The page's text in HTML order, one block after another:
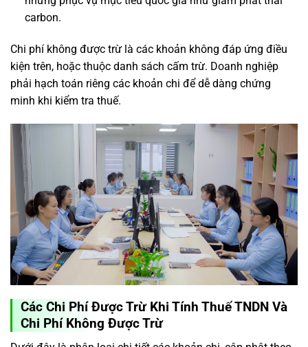
carbon.
Chi phí không được trừ là các khoản không đáp ứng điều
kiện trên, hoặc thuộc danh sách cấm trừ. Doanh nghiệp
phải hạch toán riêng các khoản chi để dễ dàng chứng
minh khi kiểm tra thuế.
Các Chi Phí Được Trừ Khi Tính Thuế TNDN Và
Chi Phí Không Được Trừ